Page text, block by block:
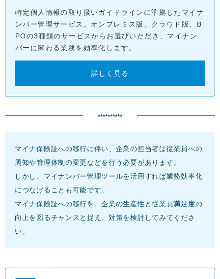
特定個人情報の取り扱いガイドラインに準拠したマイナ
ンバー管理サービス。オンプレミス版、クラウド版、B
POの3種類のサービスからお選びいただき、マイナン
バーに関わる業務を効率化します。
詳しく見る
**********
マイナ保険証への移行に伴い、企業の担当者は従業員への
周知や管理体制の変更などを行う必要があります。
しかし、マイナンバー管理ツールを活用すれば業務効率化
につなげることも可能です。
マイナ保険証への移行を、企業の生産性と従業員満足度の
向上を図るチャンスと捉え、対策を検討してみてくださ
い。